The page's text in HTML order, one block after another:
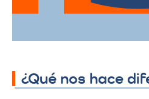
¿Qué nos hace